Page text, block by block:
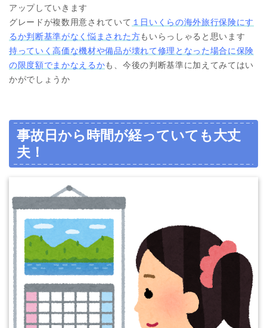
アップしていきます
グレードが複数用意されていて １日いくらの海外旅行保険にす
るか判断基準がなく悩まされた方もいらっしゃると思います
持っていく高価な機材や備品が壊れて修理となった場合に保険
の限度額でまかなえるかも、今後の判断基準に加えてみてはい
かがでしょうか
事故日から時間が経っていても大丈
夫！